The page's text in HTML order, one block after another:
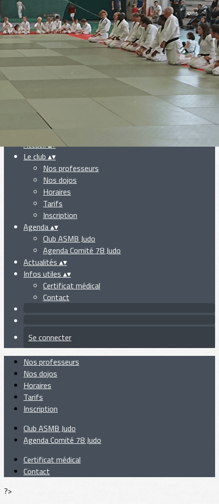
Exporter les lignes sélectionnées
Exporter toutes les colonnes
Exporter uniquement les colonnes affichées
Menu
Ajoutez un logo, un bouton, des réseaux sociaux
Cliquez pour éditer
Accueil▴▾
Le club ▴▾
Nos professeurs
Nos dojos
Horaires
Tarifs
Inscription
Agenda▴▾
Club ASMB Judo
Agenda Comité 78 Judo
Actualités ▴▾
Infos utiles ▴▾
Certificat médical
Contact
Se connecter
Nos professeurs
Nos dojos
Horaires
Tarifs
Inscription
Club ASMB Judo
Agenda Comité 78 Judo
Certificat médical
Contact
?>